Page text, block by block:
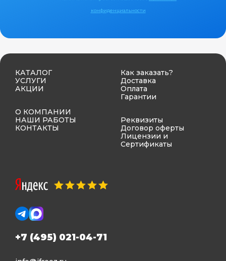
конфиденциальности
КАТАЛОГ
УСЛУГИ
АКЦИИ
О КОМПАНИИ
НАШИ РАБОТЫ
КОНТАКТЫ
Как заказать?
Доставка
Оплата
Гарантии
Реквизиты
Договор оферты
Лицензии и
Сертификаты
+7 (495) 021-04-71